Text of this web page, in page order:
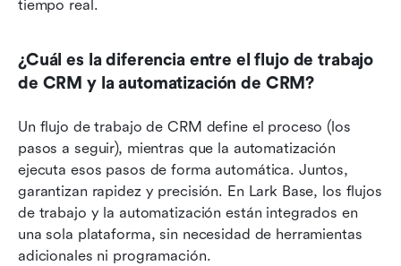
tiempo real.
¿Cuál es la diferencia entre el flujo de trabajo
de CRM y la automatización de CRM?
Un flujo de trabajo de CRM define el proceso (los
pasos a seguir), mientras que la automatización
ejecuta esos pasos de forma automática. Juntos,
garantizan rapidez y precisión. En Lark Base, los flujos
de trabajo y la automatización están integrados en
una sola plataforma, sin necesidad de herramientas
adicionales ni programación.